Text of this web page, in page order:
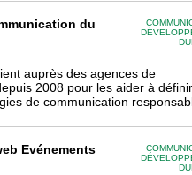
du
auprès des agences de
2008 pour les aider à
de communication
Evénements